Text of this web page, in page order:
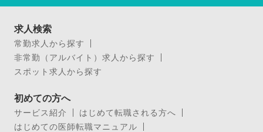
求人検索
常勤求人から探す
非常勤（アルバイト）求人から探す
スポット求人から探す
初めての方へ
サービス紹介
はじめて転職される方へ
はじめての医師転職マニュアル